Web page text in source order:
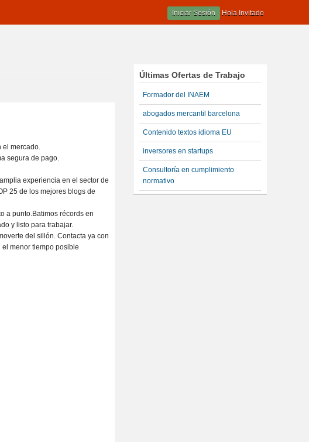
Iniciar Sesión Hola Invitado
el mercado.
segura de pago.
experiencia en el sector de
25 de los mejores blogs de
a punto.Batimos récords en
y listo para trabajar.
del sillón. Contacta ya con
menor tiempo posible
Últimas Ofertas de Trabajo
Formador del INAEM
abogados mercantil barcelona
Contenido textos idioma EU
inversores en startups
Consultoría en cumplimiento
normativo